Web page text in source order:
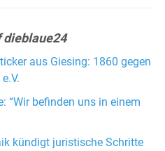
dieblaue24
aus Giesing: 1860 gegen
“Wir befinden uns in einem
kündigt juristische Schritte